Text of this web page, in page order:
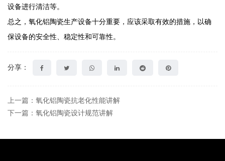
设备进行清洁等。
总之，氧化铝陶瓷生产设备十分重要，应该采取有效的措施，以确
保设备的安全性、稳定性和可靠性。
分享：
上一篇：氧化铝陶瓷抗老化性能讲解
下一篇：氧化铝陶瓷设计规范讲解